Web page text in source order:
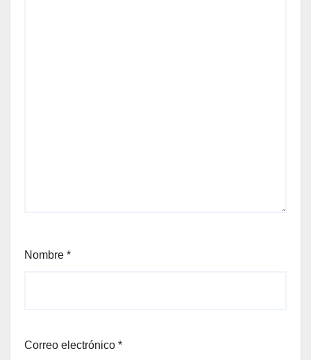
Nombre *
Correo electrónico *